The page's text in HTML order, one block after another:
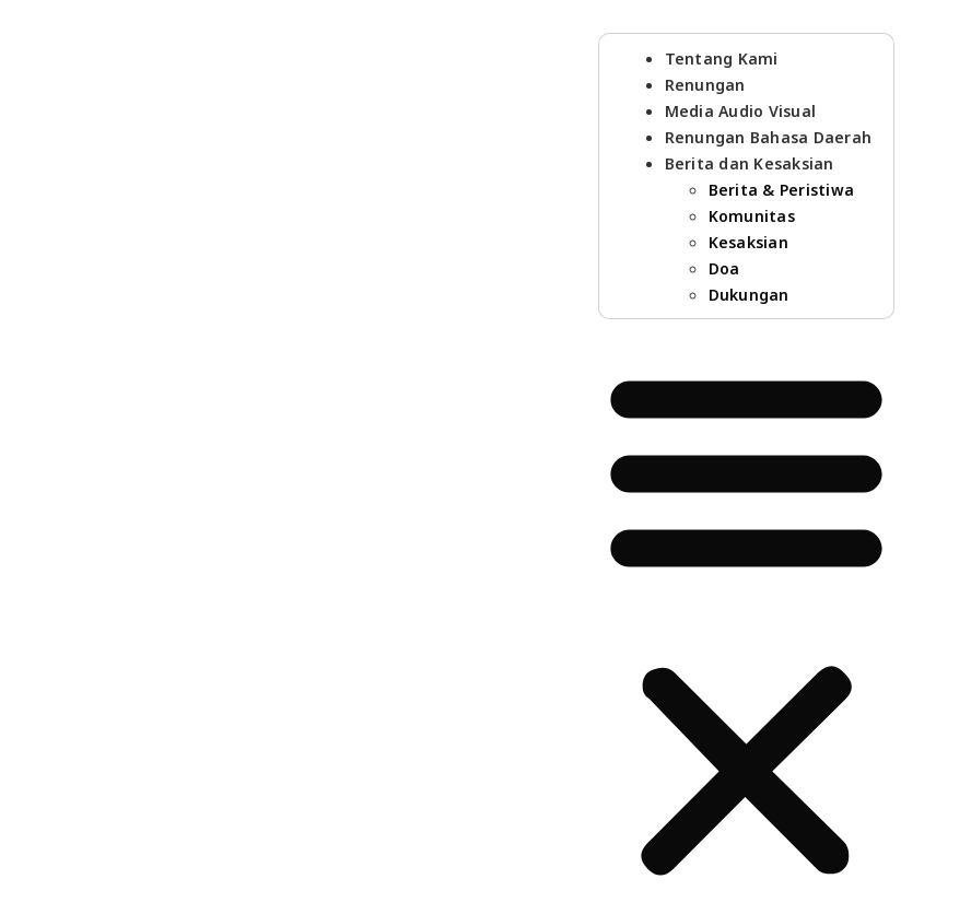
Tentang Kami
Renungan
Media Audio Visual
Renungan Bahasa Daerah
Berita dan Kesaksian
Berita & Peristiwa
Komunitas
Kesaksian
Doa
Dukungan